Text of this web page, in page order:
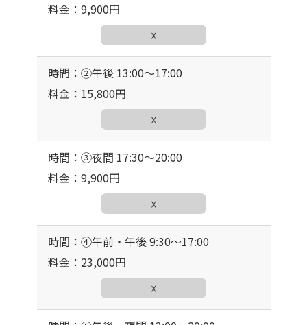
料金：9,900円
☓
時間：②午後 13:00〜17:00
料金：15,800円
☓
時間：③夜間 17:30〜20:00
料金：9,900円
☓
時間：④午前・午後 9:30〜17:00
料金：23,000円
☓